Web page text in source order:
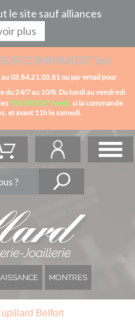
le site sauf alliances
plus
COMMANDE" (en
03.84.21.03.81 ou par email pour
du 24/7 au 10/8. Du lundi au vendredi
"EN STOCK" (vert), si la commande
et avant 11h le samedi.
MONTRES
Belfort